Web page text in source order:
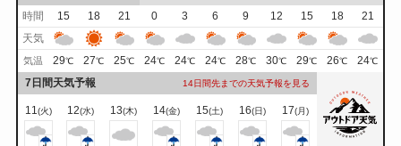
時間
15 18 21 0 3 6 9 12 15 18
21
天気
気温 29℃ 27℃ 25℃ 24℃ 24℃ 24℃ 28℃ 30℃ 29℃ 26℃ 24℃
7日間天気予報 14日間先までの天気予報を見る
11(火) 12(水) 13(木) 14(金) 15(土) 16(日) 17(月)